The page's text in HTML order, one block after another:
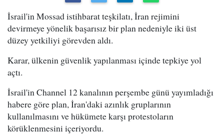
İsrail'in Mossad istihbarat teşkilatı, İran rejimini
devirmeye yönelik başarısız bir plan nedeniyle iki üst
düzey yetkiliyi görevden aldı.
Karar, ülkenin güvenlik yapılanması içinde tepkiye yol
açtı.
İsrail'in Channel 12 kanalının perşembe günü yayımladığı
habere göre plan, İran'daki azınlık gruplarının
kullanılmasını ve hükümete karşı protestoların
körüklenmesini içeriyordu.